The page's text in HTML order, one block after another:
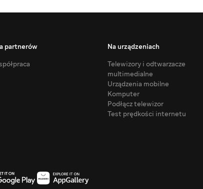
partnerów
Na urządzeniach
Telewizory i odtwarzacze
multimedialne
Urządzenia mobilne
Komputer
Podłącz telewizor
Test prędkości internetu